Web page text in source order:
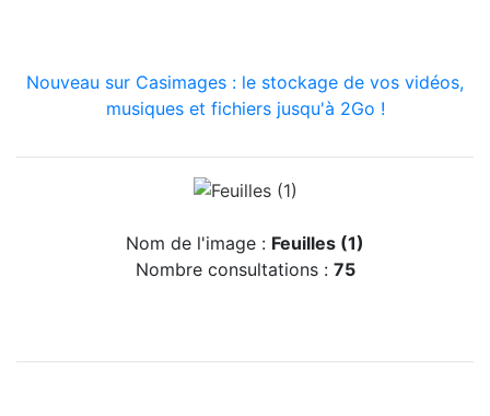
Nouveau sur Casimages : le stockage de vos vidéos,
musiques et fichiers jusqu'à 2Go !
Nom de l'image : Feuilles (1)
Nombre consultations : 75